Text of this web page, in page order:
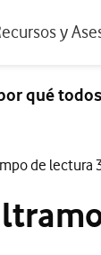
y
y
qué
de lectura